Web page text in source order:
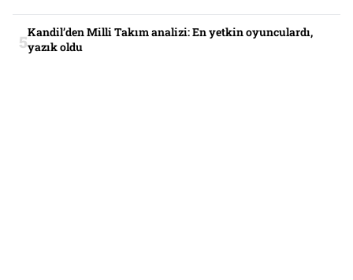
Kandil’den Milli Takım analizi: En yetkin oyunculardı,
yazık oldu